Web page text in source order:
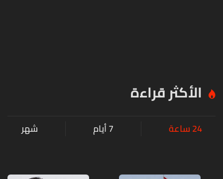
الأكثر قراءة
24 ساعة 7 أيام شهر